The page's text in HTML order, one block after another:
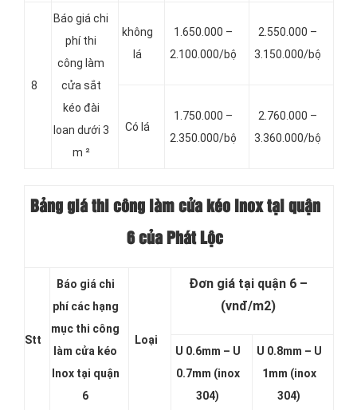
8
Báo giá chi
phí thi
công làm
cửa sắt
kéo đài
loan dưới 3
m ²
không
lá
1.650.000 –
2.100.000/bộ
2.550.000 –
3.150.000/bộ
Có lá
1.750.000 –
2.350.000/bộ
2.760.000 –
3.360.000/bộ
Bảng giá thi công làm cửa kéo Inox tại quận
6 của Phát Lộc
Stt
Báo giá chi
phí các hạng
mục thi công
làm cửa kéo
Inox tại quận
6
Loại
Đơn giá tại quận 6 –
(vnđ/m2)
U 0.6mm – U
0.7mm (inox
304)
U 0.8mm – U
1mm (inox
304)